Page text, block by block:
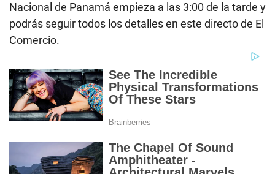
Nacional de Panamá empieza a las 3:00 de la tarde y
podrás seguir todos los detalles en este directo de El
Comercio.